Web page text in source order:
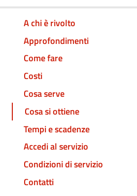
A chi è rivolto
Approfondimenti
Come fare
Costi
Cosa serve
Cosa si ottiene
Tempi e scadenze
Accedi al servizio
Condizioni di servizio
Contatti